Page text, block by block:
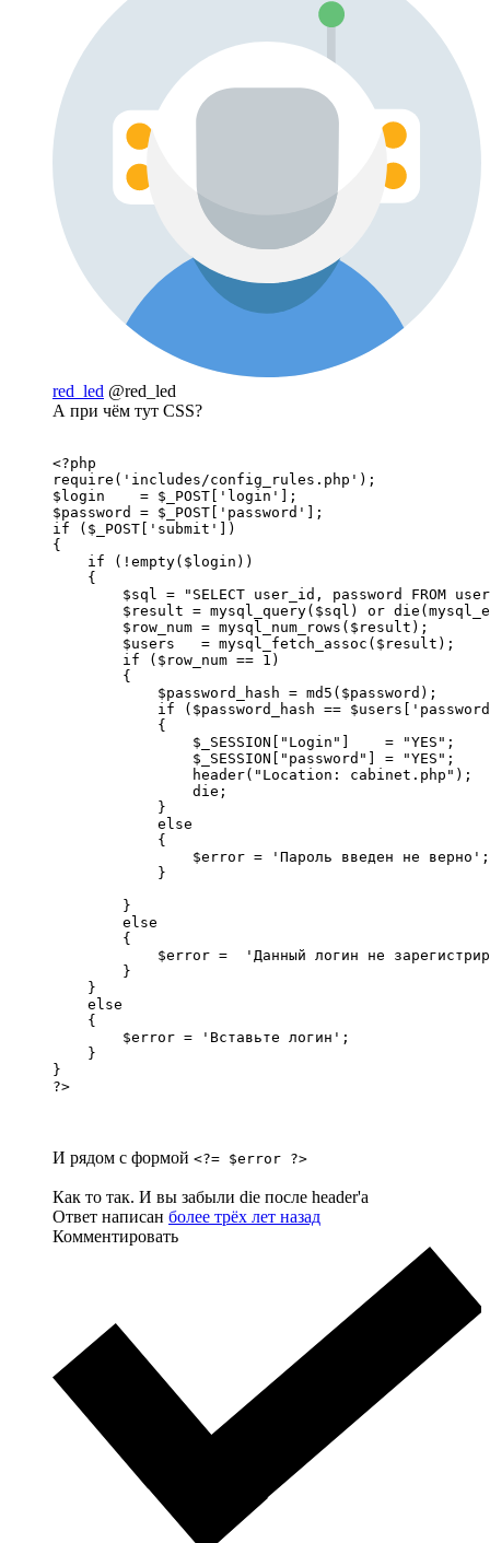
red_led @red_led
А при чём тут CSS?
<?php
require('includes/config_rules.php');
$login    = $_POST['login'];
$password = $_POST['password'];
if ($_POST['submit'])
{
    if (!empty($login))
    {
$sql = "SELECT user_id, password FROM
$result = mysql_query($sql) or
        $row_num = mysql_num_rows($result);
        $users   = mysql_fetch_assoc($result);
        if ($row_num == 1)
        {
            $password_hash = md5($password);
if ($password_hash ==
            {
                $_SESSION["Login"]    = "YES";
                $_SESSION["password"] = "YES";
                header("Location: cabinet.php");
                die;
            }
            else
            {
                $error = 'Пароль введен не верно';
            }
        }
        else
        {
$error =  'Данный логин не
        }
    }
    else
    {
        $error = 'Вставьте логин';
    }
}
?>
И рядом с формой <?= $error ?>
Как то так. И вы забыли die после header'а
Ответ написан более трёх лет назад
Комментировать